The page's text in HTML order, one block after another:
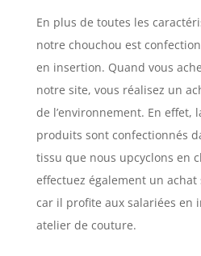
En plus de toutes les
notre chouchou est
en insertion. Quand vous
notre site, vous réalisez un
de l’environnement. En effet,
produits sont confectionnés
tissu que nous upcyclons en
effectuez également un achat
car il profite aux salariées en
atelier de couture.